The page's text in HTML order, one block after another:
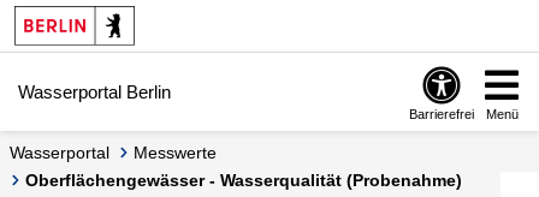
Springe zur Navigation
Springe zum Inhalt
Wasserportal Berlin
Barrierefrei Menü
Wasserportal
Messwerte
Oberflächengewässer - Wasserqualität (Probenahme)